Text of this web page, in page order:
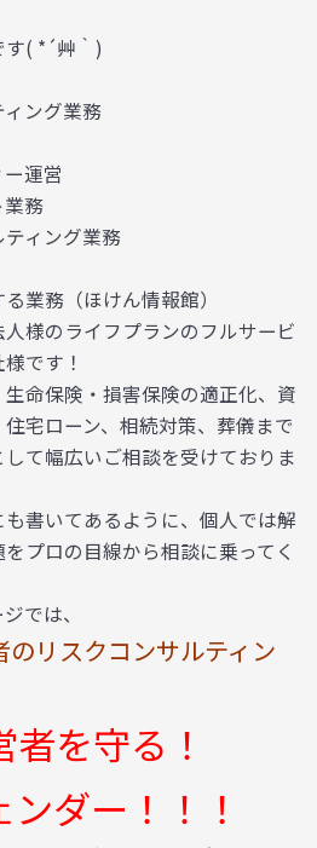
す( *´艸｀)
ィング業務
運営
業務
ティング業務
業務（ほけん情報館）
様のライフプランのフルサービ
です！
生命保険・損害保険の適正化、資
宅ローン、相続対策、葬儀まで
て幅広いご相談を受けておりま
書いてあるように、個人では解
プロの目線から相談に乗ってく
では、
リスクコンサルティン
を守る！
ダー！！！